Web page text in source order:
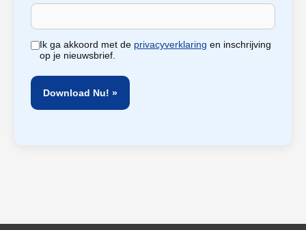
Ik ga akkoord met de privacyverklaring en inschrijving
op je nieuwsbrief.